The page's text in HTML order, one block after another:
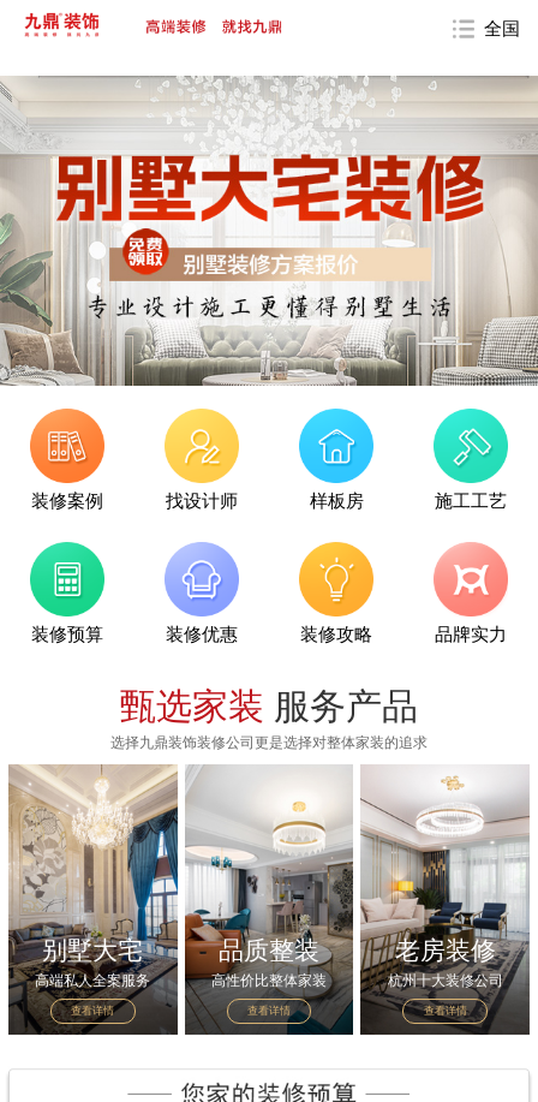
全国
装修案例 找设计师 样板房 施工工艺
装修预算 装修优惠 装修攻略 品牌实力
甄选家装 服务产品
选择九鼎装饰装修公司更是选择对整体家装的追求
别墅大宅
高端私人全案服务
查看详情
品质整装
高性价比整体家装
查看详情
老房装修
杭州十大装修公司
查看详情